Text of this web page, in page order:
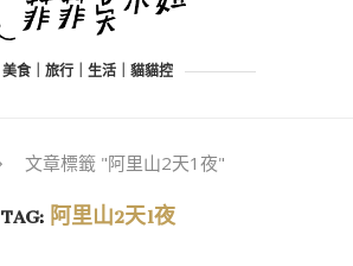
美食｜旅行｜生活｜貓貓控
文章標籤 "阿里山2天1夜"
TAG:阿里山2天1夜